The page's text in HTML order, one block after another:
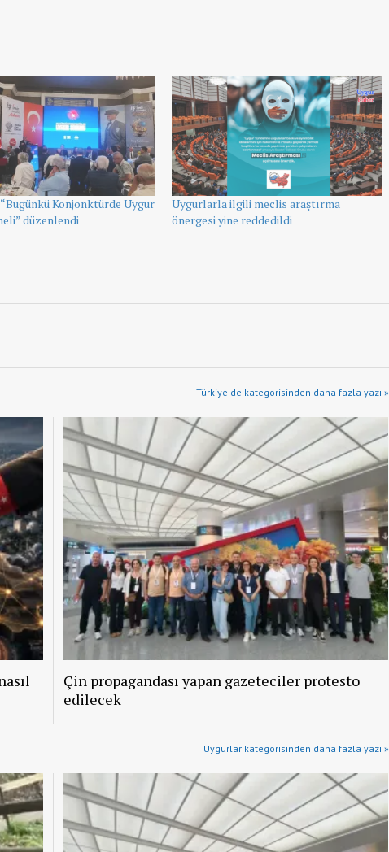
Konjonktürde Uygur
düzenlendi
Uygurlarla ilgili meclis araştırma
önergesi yine reddedildi
Türkiye'de kategorisinden daha fazla yazı »
Çin propagandası yapan gazeteciler protesto
edilecek
Uygurlar kategorisinden daha fazla yazı »